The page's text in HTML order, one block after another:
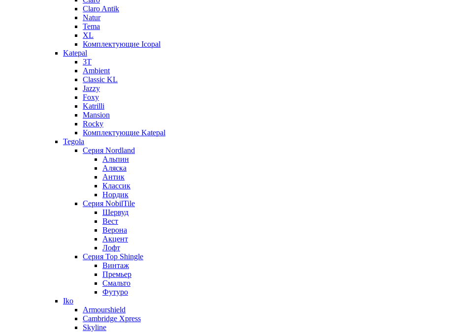
Claro Antik
Natur
Tema
XL
Комплектующие Icopal
Katepal
3T
Ambient
Classic KL
Jazzy
Foxy
Katrilli
Mansion
Rocky
Комплектующие Katepal
Tegola
Серия Nordland
Альпин
Аляска
Антик
Классик
Нордик
Серия NobilTile
Шервуд
Вест
Верона
Акцент
Лофт
Серия Top Shingle
Винтаж
Премьер
Смальто
Футуро
Iko
Armourshield
Cambridge Xpress
Skyline